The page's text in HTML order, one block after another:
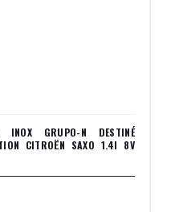
INOX GRUPO-N DESTINÉ
CITROËN SAXO 1.4I 8V